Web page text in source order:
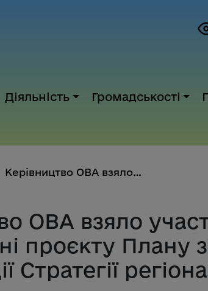
Діяльність Громадськості
Керівництво ОВА взяло участь в...
ОВА взяло
проєкту Плану
Стратегії